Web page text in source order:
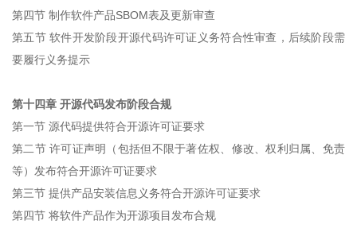
第四节 制作软件产品SBOM表及更新审查
第五节 软件开发阶段开源代码许可证义务符合性审查，后续阶段需
要履行义务提示
第十四章 开源代码发布阶段合规
第一节 源代码提供符合开源许可证要求
第二节 许可证声明（包括但不限于著佐权、修改、权利归属、免责
等）发布符合开源许可证要求
第三节 提供产品安装信息义务符合开源许可证要求
第四节 将软件产品作为开源项目发布合规